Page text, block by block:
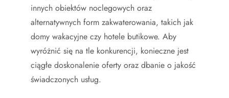
innych obiektów noclegowych oraz
alternatywnych form zakwaterowania, takich jak
domy wakacyjne czy hotele butikowe. Aby
wyróżnić się na tle konkurencji, konieczne jest
ciągłe doskonalenie oferty oraz dbanie o jakość
świadczonych usług.